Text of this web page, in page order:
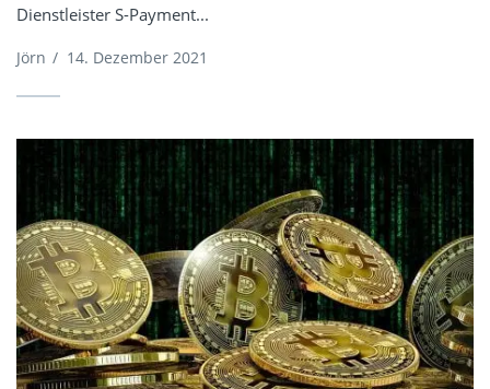
Dienstleister S-Payment...
Jörn / 14. Dezember 2021